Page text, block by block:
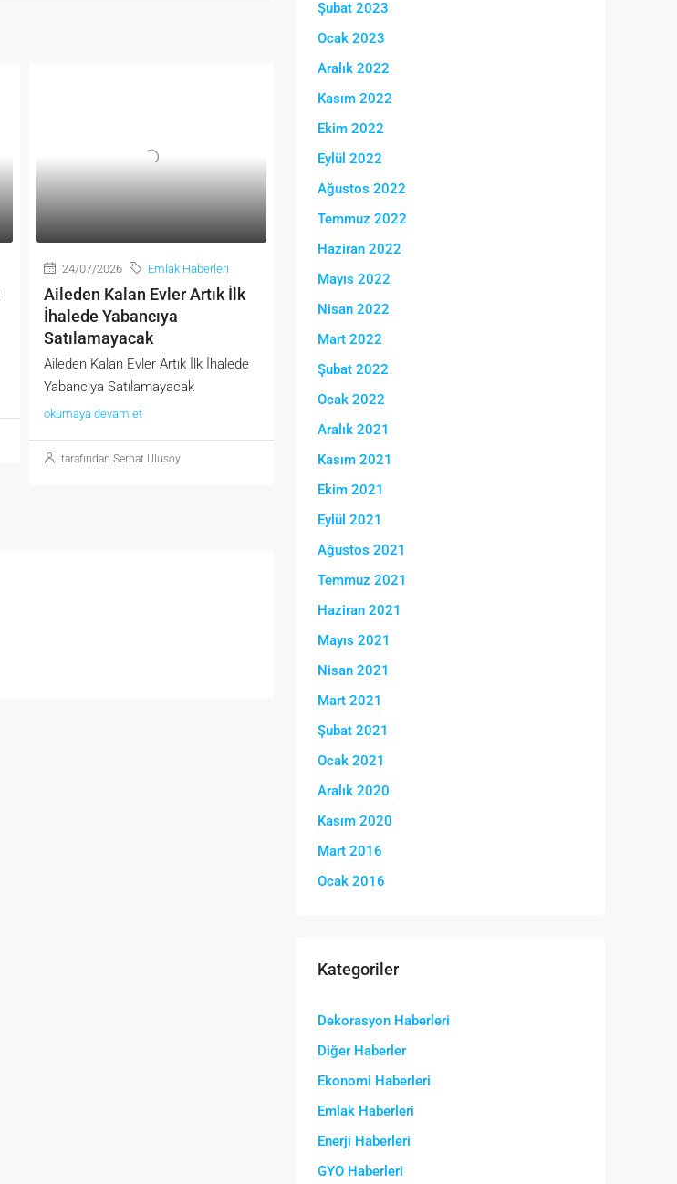
24/07/2026 Emlak Haberleri
Aileden Kalan Evler Artık İlk
İhalede Yabancıya
Satılamayacak
Aileden Kalan Evler Artık İlk İhalede
Yabancıya Satılamayacak
okumaya devam et
tarafından Serhat Ulusoy
Şubat 2023
Ocak 2023
Aralık 2022
Kasım 2022
Ekim 2022
Eylül 2022
Ağustos 2022
Temmuz 2022
Haziran 2022
Mayıs 2022
Nisan 2022
Mart 2022
Şubat 2022
Ocak 2022
Aralık 2021
Kasım 2021
Ekim 2021
Eylül 2021
Ağustos 2021
Temmuz 2021
Haziran 2021
Mayıs 2021
Nisan 2021
Mart 2021
Şubat 2021
Ocak 2021
Aralık 2020
Kasım 2020
Mart 2016
Ocak 2016
Kategoriler
Dekorasyon Haberleri
Diğer Haberler
Ekonomi Haberleri
Emlak Haberleri
Enerji Haberleri
GYO Haberleri